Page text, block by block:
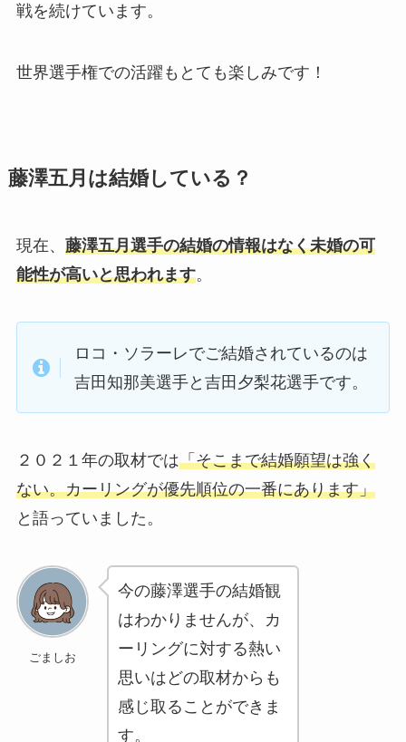
戦を続けています。
世界選手権での活躍もとても楽しみです！
藤澤五月は結婚している？
現在、 藤澤五月選手の結婚の情報はなく未婚の可
能性が高いと思われます。
ロコ・ソラーレでご結婚されているのは
吉田知那美選手と吉田夕梨花選手です。
２０２１年の取材では「そこまで結婚願望は強く
ない。カーリングが優先順位の一番にあります」
と語っていました。
ごましお
今の藤澤選手の結婚観
はわかりませんが、カ
ーリングに対する熱い
思いはどの取材からも
感じ取ることができま
す。